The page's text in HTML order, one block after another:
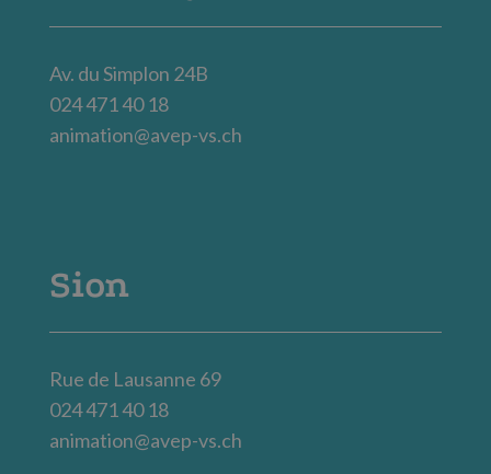
Av. du Simplon 24B
024 471 40 18
animation@avep-vs.ch
Sion
Rue de Lausanne 69
024 471 40 18
animation@avep-vs.ch